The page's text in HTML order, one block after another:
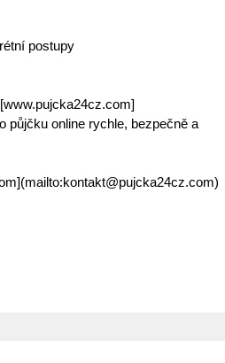
postupy
půjčku online rychle, bezpečně a